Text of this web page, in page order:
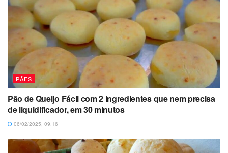
PÃES
Pão de Queijo Fácil com 2 Ingredientes que nem precisa
de liquidificador, em 30 minutos
06/02/2025, 09:16